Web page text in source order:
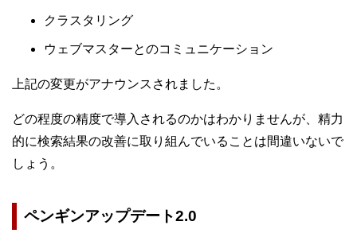
クラスタリング
ウェブマスターとのコミュニケーション
上記の変更がアナウンスされました。
どの程度の精度で導入されるのかはわかりませんが、精力
的に検索結果の改善に取り組んでいることは間違いないで
しょう。
ペンギンアップデート2.0